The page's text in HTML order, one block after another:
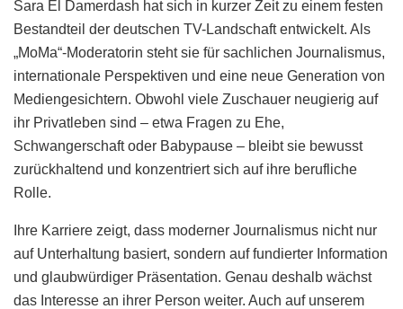
Sara El Damerdash hat sich in kurzer Zeit zu einem festen
Bestandteil der deutschen TV-Landschaft entwickelt. Als
„MoMa“-Moderatorin steht sie für sachlichen Journalismus,
internationale Perspektiven und eine neue Generation von
Mediengesichtern. Obwohl viele Zuschauer neugierig auf
ihr Privatleben sind – etwa Fragen zu Ehe,
Schwangerschaft oder Babypause – bleibt sie bewusst
zurückhaltend und konzentriert sich auf ihre berufliche
Rolle.
Ihre Karriere zeigt, dass moderner Journalismus nicht nur
auf Unterhaltung basiert, sondern auf fundierter Information
und glaubwürdiger Präsentation. Genau deshalb wächst
das Interesse an ihrer Person weiter. Auch auf unserem